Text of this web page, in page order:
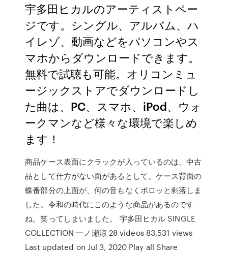
宇多田ヒカルのアーティストペー
ジです。シングル、アルバム、ハ
イレゾ、動画などをパソコンやス
マホからダウンロードできます。
無料で試聴も可能。オリコンミュ
ージックストアでダウンロードし
た曲は、PC、スマホ、iPod、ウォ
ークマンなど様々な環境で楽しめ
ます！
商品ケース表面にクラックが入っているのは、中古
品として仕方がない面があるとして。ケース背面の
蝶番部分の上面が、何の音もなくポロッと剥落しま
した。令和の時代にこのような商品があるのです
ね。笑ってしまいました。 宇多田ヒカル SINGLE
COLLECTION 一ノ瀬涼 28 videos 83,531 views
Last updated on Jul 3, 2020 Play all Share